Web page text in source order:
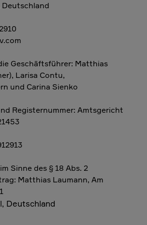
Deutschland
Geschäftsführer: Matthias
Larisa Contu,
und Carina Sienko
Registernummer: Amtsgericht
Sinne des § 18 Abs. 2
Matthias Laumann, Am
Deutschland